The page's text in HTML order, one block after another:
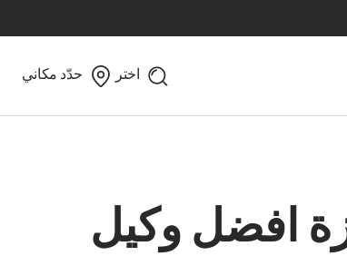
اختر حدّد مكاني
افضل وكيل